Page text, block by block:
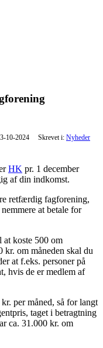
10-2024 Skrevet i: Nyheder
HK pr. 1 december
af din indkomst.
retfærdig fagforening,
at betale for
koste 500 om
kr. om måneden skal du
at f.eks. personer på
hvis de er medlem af
per måned, så for langt
taget i betragtning
ca. 31.000 kr. om